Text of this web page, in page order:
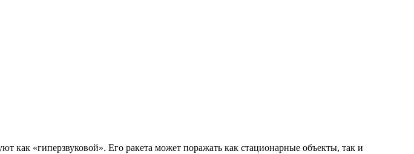
«гиперзвуковой». Его ракета может поражать как стационарные объекты, так и